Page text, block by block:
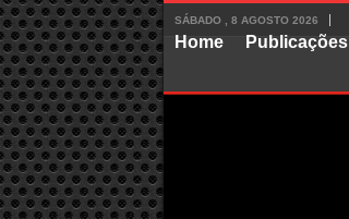
SÁBADO , 8 AGOSTO 2026
Home Publicações